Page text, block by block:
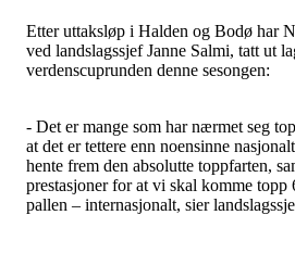
Etter uttaksløp i Halden og Bodø har
ved landslagssjef Janne Salmi, tatt ut
verdenscuprunden denne sesongen:
- Det er mange som har nærmet seg
at det er tettere enn noensinne
hente frem den absolutte toppfarten,
prestasjoner for at vi skal komme topp
pallen – internasjonalt, sier